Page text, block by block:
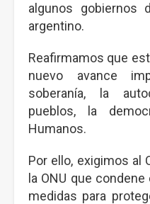
algunos gobiernos
argentino.
Reafirmamos que
nuevo avance
soberanía, la
pueblos, la
Humanos.
Por ello, exigimos al
la ONU que
medidas para